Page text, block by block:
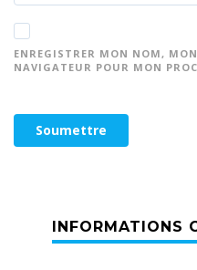
ENREGISTRER MON NOM,
NAVIGATEUR POUR MON